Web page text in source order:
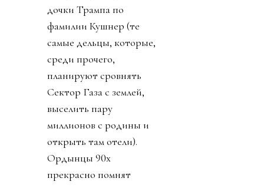
дочки Трампа по
фамилии Кушнер (те
самые дельцы, которые,
среди прочего,
планируют сровнять
Сектор Газа с землей,
выселить пару
миллионов с родины и
открыть там отели).
Ордынцы 90х
прекрасно помнят